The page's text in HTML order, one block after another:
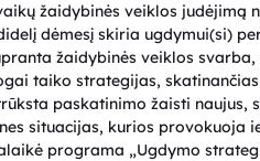
žaidybinės veiklos judėjimą
dėmesį skiria ugdymui(si)
žaidybinės veiklos
taiko strategijas,
paskatinimo žaisti naujus,
situacijas, kurios provokuoja
programa „Ugdymo